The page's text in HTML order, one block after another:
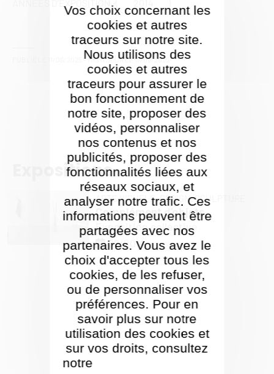
Vos choix concernant les
cookies et autres
traceurs sur notre site.
Nous utilisons des
cookies et autres
traceurs pour assurer le
bon fonctionnement de
notre site, proposer des
vidéos, personnaliser
nos contenus et nos
publicités, proposer des
fonctionnalités liées aux
réseaux sociaux, et
analyser notre trafic. Ces
informations peuvent être
partagées avec nos
partenaires. Vous avez le
choix d'accepter tous les
cookies, de les refuser,
ou de personnaliser vos
préférences. Pour en
savoir plus sur notre
utilisation des cookies et
sur vos droits, consultez
notre
ANNÉES D'EXPOSITION :
- MIS À JOUR LE17/09/2025
Expositions
ARTS VISUELS,DESIGN,SCULPTURE
Complément d’objets
Exposition collective
09/2014